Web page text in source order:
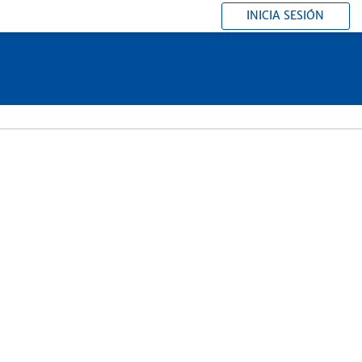
INICIA SESIÓN